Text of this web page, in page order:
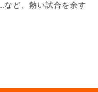
など、熱い試合を余す